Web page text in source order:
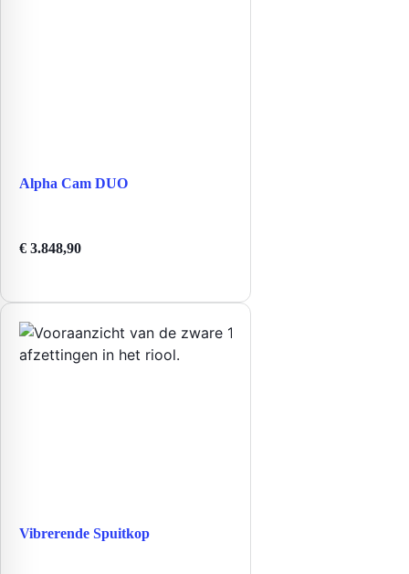
Alpha Cam DUO
€ 3.848,90
Vibrerende Spuitkop